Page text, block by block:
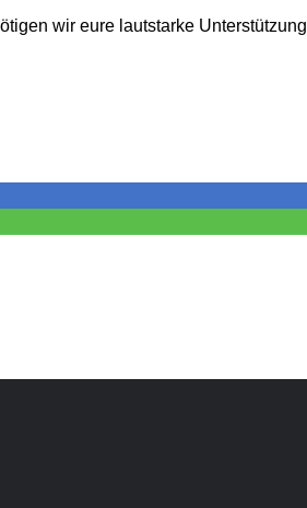
wir eure lautstarke Unterstützung